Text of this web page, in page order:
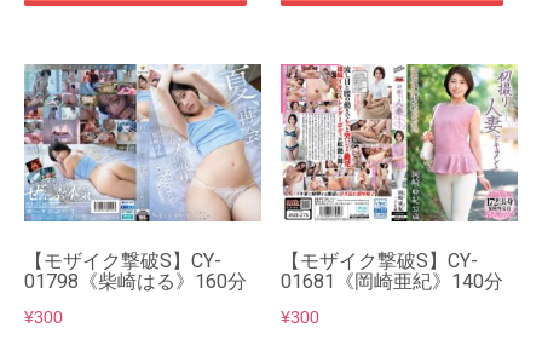
【モザイク撃破S】CY-
01798《柴崎はる》160分
¥300
【モザイク撃破S】CY-
01681《岡崎亜紀》140分
¥300